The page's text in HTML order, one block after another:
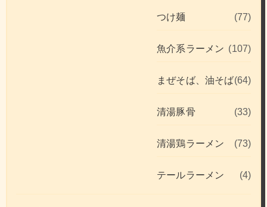
つけ麺 (77)
魚介系ラーメン (107)
まぜそば、油そば(64)
清湯豚骨 (33)
清湯鶏ラーメン (73)
テールラーメン (4)